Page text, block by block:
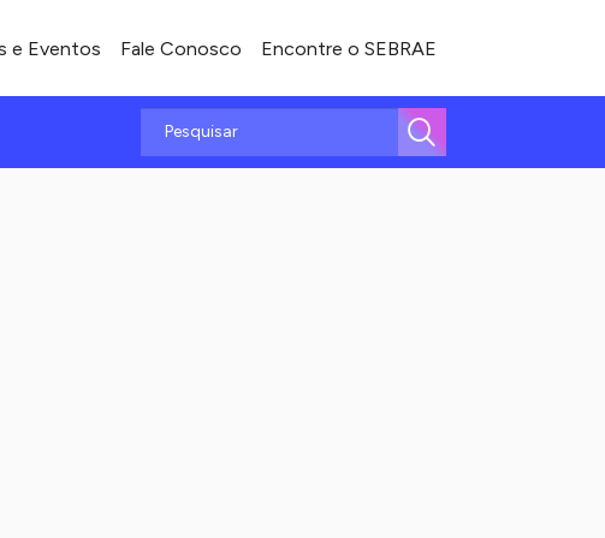
e Eventos Fale Conosco Encontre o SEBRAE